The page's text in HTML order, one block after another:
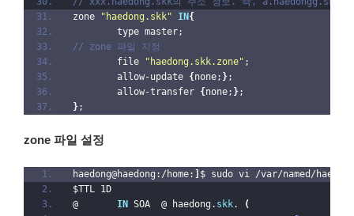
zone
"haedong.skk" IN{
        type master;
// zone 파일 지정
        file
"haedong.skk.zone" ;
        allow-update
{none; };
        allow-transfer
{none; };
};
zone 파일 설정
haedong@haedong:/home:
$ sudo vi /var/named/
$TTL 1D
@ IN SOA  @ haedong. skk.
(